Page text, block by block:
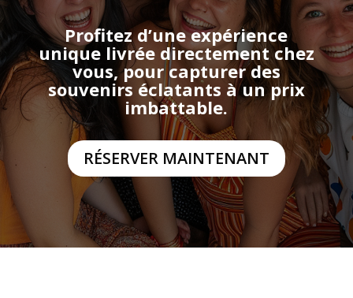
Profitez d’une expérience
unique livrée directement chez
vous, pour capturer des
souvenirs éclatants à un prix
imbattable.
RÉSERVER MAINTENANT